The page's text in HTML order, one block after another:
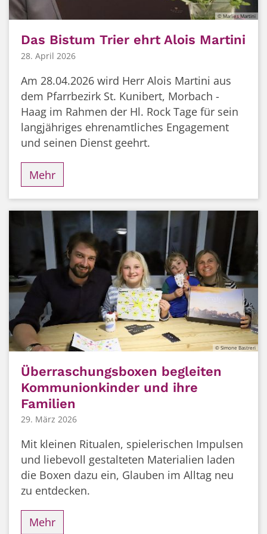
© Marlies Martini
Das Bistum Trier ehrt Alois Martini
28. April 2026
Am 28.04.2026 wird Herr Alois Martini aus
dem Pfarrbezirk St. Kunibert, Morbach -
Haag im Rahmen der Hl. Rock Tage für sein
langjähriges ehrenamtliches Engagement
und seinen Dienst geehrt.
Mehr
© Simone Bastreri
Überraschungsboxen begleiten
Kommunionkinder und ihre
Familien
29. März 2026
Mit kleinen Ritualen, spielerischen Impulsen
und liebevoll gestalteten Materialien laden
die Boxen dazu ein, Glauben im Alltag neu
zu entdecken.
Mehr